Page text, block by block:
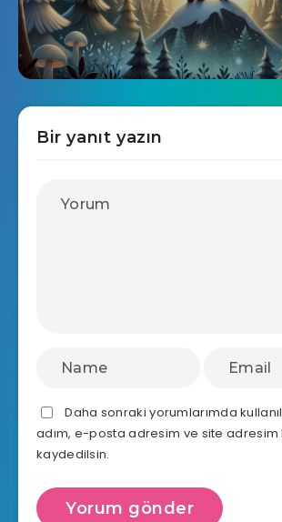
Bir yanıt yazın
Daha sonraki yorumlarımda
adım, e-posta adresim ve site adresim
kaydedilsin.